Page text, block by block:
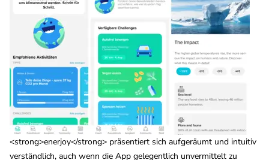
<strong>enerjoy</strong> präsentiert sich aufgeräumt und intuitiv
verständlich, auch wenn die App gelegentlich unvermittelt zu